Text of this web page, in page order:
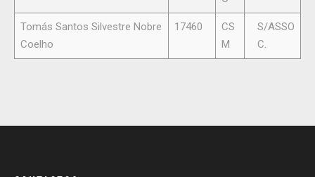
Tomás Santos Silvestre Nobre
Coelho
17460
CS
M
S/ASSO
C.